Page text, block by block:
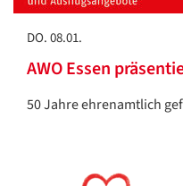
DO. 08.01.
AWO Essen
50 Jahre ehrenamtlich